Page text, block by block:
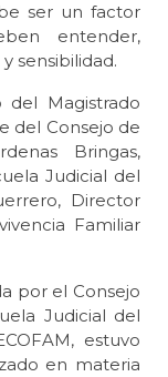
ser un factor
entender,
sensibilidad.
Magistrado
del Consejo de
Bringas,
Judicial del
Director
Familiar
por el Consejo
Judicial del
estuvo
en materia